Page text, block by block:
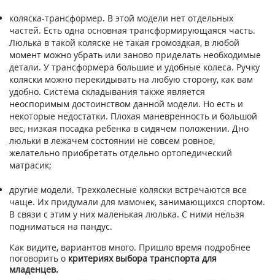
коляска-трансформер. В этой модели нет отдельных
частей. Есть одна основная трансформирующаяся часть.
Люлька в такой коляске не такая громоздкая, в любой
момент можно убрать или заново приделать необходимые
детали. У трансформера большие и удобные колеса. Ручку
коляски можно перекидывать на любую сторону, как вам
удобно. Система складывания также является
неоспоримым достоинством данной модели. Но есть и
некоторые недостатки. Плохая маневренность и большой
вес, низкая посадка ребенка в сидячем положении. Дно
люльки в лежачем состоянии не совсем ровное,
желательно приобретать отдельно ортопедический
матрасик;
другие модели. Трехколесные коляски встречаются все
чаще. Их придумали для мамочек, занимающихся спортом.
В связи с этим у них маленькая люлька. С ними нельзя
подниматься на пандус.
Как видите, вариантов много. Пришло время подробнее
поговорить о критериях выбора транспорта для
младенцев.